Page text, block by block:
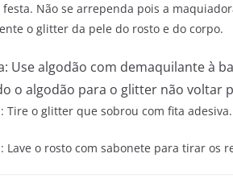
festa. Não se arrependa pois a
o glitter da pele do rosto e do corpo.
Use algodão com demaquilante à
o algodão para o glitter não voltar
Tire o glitter que sobrou com fita adesiva.
Lave o rosto com sabonete para tirar os